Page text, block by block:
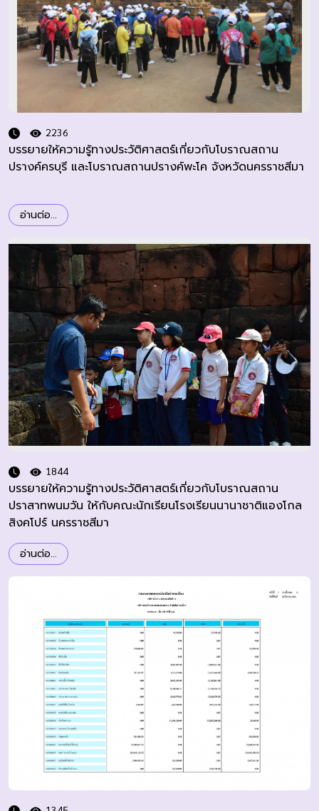
2236
บรรยายให้ความรู้ทางประวัติศาสตร์เกี่ยวกับโบราณสถาน
ปรางค์ครบุรี และโบราณสถานปรางค์พะโค จังหวัดนครราชสีมา
อ่านต่อ...
1844
บรรยายให้ความรู้ทางประวัติศาสตร์เกี่ยวกับโบราณสถาน
ปราสาทพนมวัน ให้กับคณะนักเรียนโรงเรียนนานาชาติแองโกล
สิงคโปร์ นครราชสีมา
อ่านต่อ...